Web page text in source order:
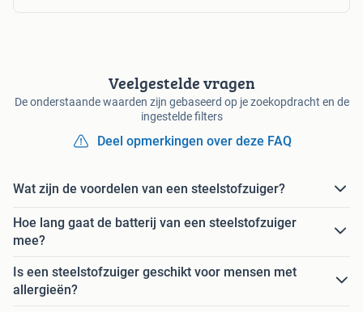
Veelgestelde vragen
De onderstaande waarden zijn gebaseerd op je zoekopdracht en de
ingestelde filters
Deel opmerkingen over deze FAQ
Wat zijn de voordelen van een steelstofzuiger?
Hoe lang gaat de batterij van een steelstofzuiger
mee?
Is een steelstofzuiger geschikt voor mensen met
allergieën?